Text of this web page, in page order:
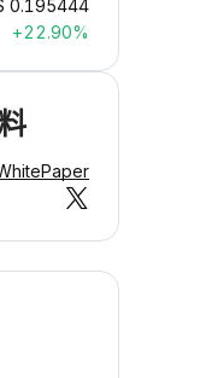
0.195444
+22.90%